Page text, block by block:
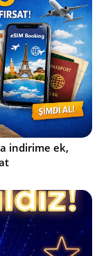
indirime ek,